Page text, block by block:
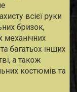
всієї руки
бризок,
механічних
багатьох інших
а також
костюмів та